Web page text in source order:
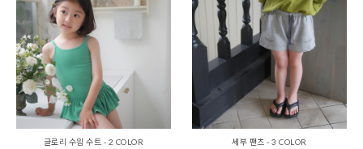
글로리 수읨 수트 - 2 COLOR
세부 팬츠 - 3 COLOR